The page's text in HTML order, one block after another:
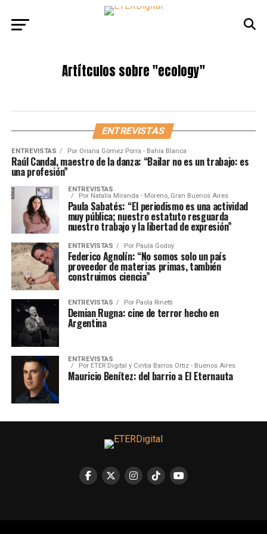
Artítculos sobre"ecology"
ENTREVISTAS
ENTREVISTAS Por Oriana Gómez Porra - Bahía Blanca
Raúl Candal, maestro de la danza: “Bailar no es un trabajo: es
una profesión”
ENTREVISTAS
Por Natalia Miranda - Moreno, Gran Buenos Aires
Paula Sabatés: “El periodismo es una actividad
muy pública; nuestro estatuto resguarda
nuestro trabajo y la libertad de expresión”
ENTREVISTAS Por Paula Godoy
Federico Agnolín: “No somos solo un país
proveedor de materias primas, también
construimos ciencia”
ENTREVISTAS Por Paola Rinetti
Demian Rugna: cine de terror hecho en
Argentina
ENTREVISTAS
Por ETER Digital y Cintia Barros Ortiz - Buenos Aires
Mauricio Benítez: del barrio a El Eternauta